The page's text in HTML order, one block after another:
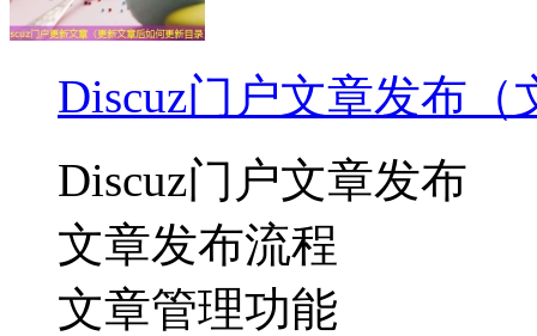
Discuz门户文章发布（
Discuz门户文章发布
文章发布流程
文章管理功能